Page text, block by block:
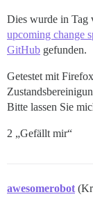
Dies wurde in Tag
upcoming change
GitHub gefunden.
Getestet mit
Bitte lassen Sie
2 „Gefällt mir“
awesomerobot